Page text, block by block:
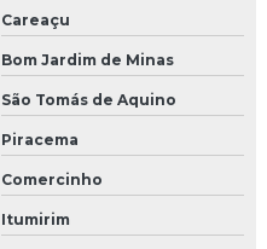
Careaçu
Bom Jardim de Minas
São Tomás de Aquino
Piracema
Comercinho
Itumirim